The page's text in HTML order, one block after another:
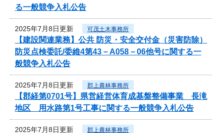
る一般競争入札公告
2025年7月8日更新 可茂土木事務所
【建設関連業務】公共 防災・安全交付金（災害防除）
防災点検委託/委維4第43－A058－06他号に関する一
般競争入札公告
2025年7月8日更新 郡上農林事務所
【郡経第0701号】県営経営体育成基盤整備事業 長滝
地区 用水路第1号工事に関する一般競争入札公告
2025年7月8日更新 郡上農林事務所